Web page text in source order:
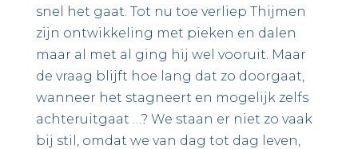
snel het gaat. Tot nu toe verliep Thijmen
zijn ontwikkeling met pieken en dalen
maar al met al ging hij wel vooruit. Maar
de vraag blijft hoe lang dat zo doorgaat,
wanneer het stagneert en mogelijk zelfs
achteruitgaat …? We staan er niet zo vaak
bij stil, omdat we van dag tot dag leven,